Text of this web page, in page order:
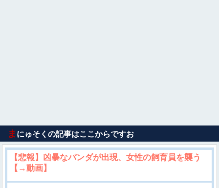
ま にゅそくの記事はここからですお
【悲報】凶暴なパンダが出現、女性の飼育員を襲う
【→動画】